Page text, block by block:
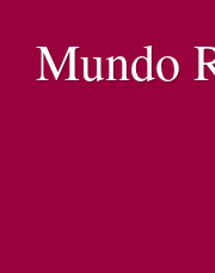
Mundo